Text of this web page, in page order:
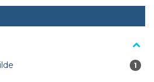
1
1